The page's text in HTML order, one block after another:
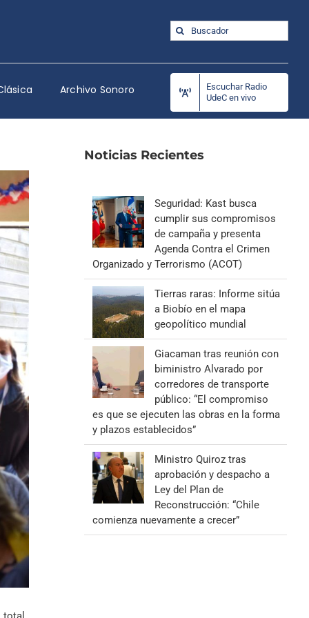
Buscar:
Archivo Sonoro
Escuchar Radio
UdeC en vivo
Noticias Recientes
Seguridad: Kast busca
cumplir sus compromisos
de campaña y presenta
Agenda Contra el Crimen
Organizado y Terrorismo (ACOT)
Tierras raras: Informe sitúa
a Biobío en el mapa
geopolítico mundial
Giacaman tras reunión con
biministro Alvarado por
corredores de transporte
público: “El compromiso
es que se ejecuten las obras en la forma
y plazos establecidos”
Ministro Quiroz tras
aprobación y despacho a
Ley del Plan de
Reconstrucción: “Chile
comienza nuevamente a crecer”